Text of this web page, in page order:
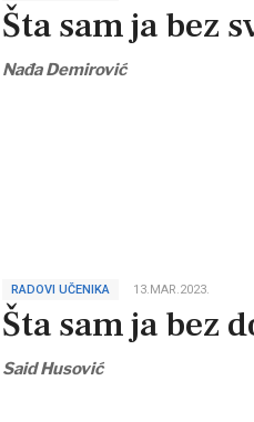
Šta sam ja bez
Nađa Demirović
RADOVI UČENIKA 13.MAR.2023.
Šta sam ja bez
Said Husović